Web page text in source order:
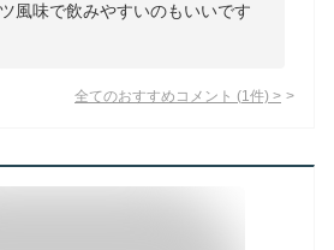
風味で飲みやすいのもいいです
全てのおすすめコメント (1 件) >